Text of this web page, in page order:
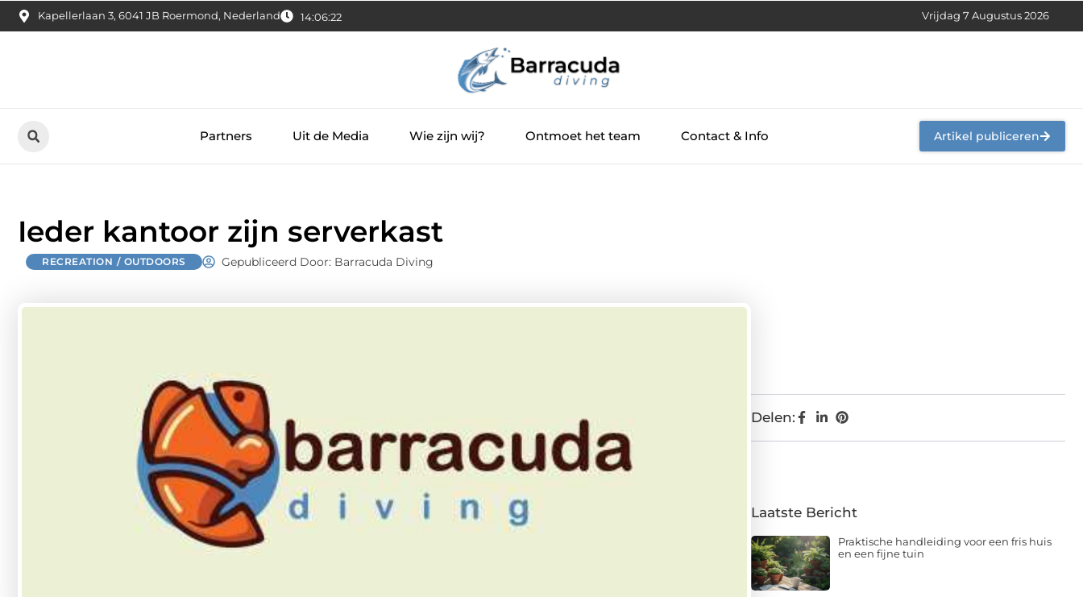
Kapellerlaan 3, 6041 JB Roermond, Nederland 14:06:23 Vrijdag 7 Augustus 2026
Partners Uit de Media Wie zijn wij? Ontmoet het team Contact & Info Artikel publiceren
Ieder kantoor zijn serverkast
RECREATION / OUTDOORS Gepubliceerd Door: Barracuda Diving
Delen:
Laatste Bericht
Praktische handleiding voor een fris huis
en een fijne tuin